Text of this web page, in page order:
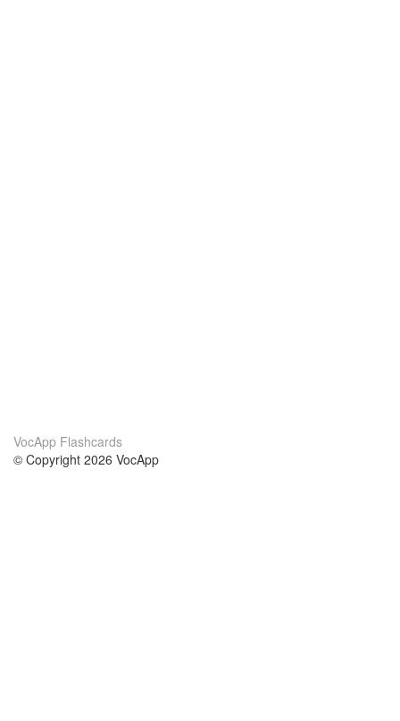
VocApp Flashcards
© Copyright 2026 VocApp